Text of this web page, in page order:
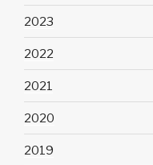
2023
2022
2021
2020
2019